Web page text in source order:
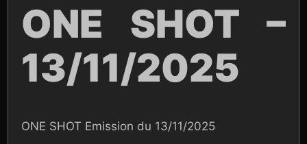
ONE SHOT –
13/11/2025
ONE SHOT Emission du 13/11/2025